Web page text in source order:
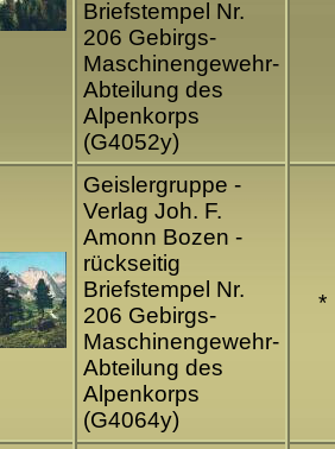
Briefstempel Nr.
206 Gebirgs-
Maschinengewehr-
Abteilung des
Alpenkorps
(G4052y)
Geislergruppe -
Verlag Joh. F.
Amonn Bozen -
rückseitig
Briefstempel Nr.
206 Gebirgs-
Maschinengewehr-
Abteilung des
Alpenkorps
(G4064y)
*